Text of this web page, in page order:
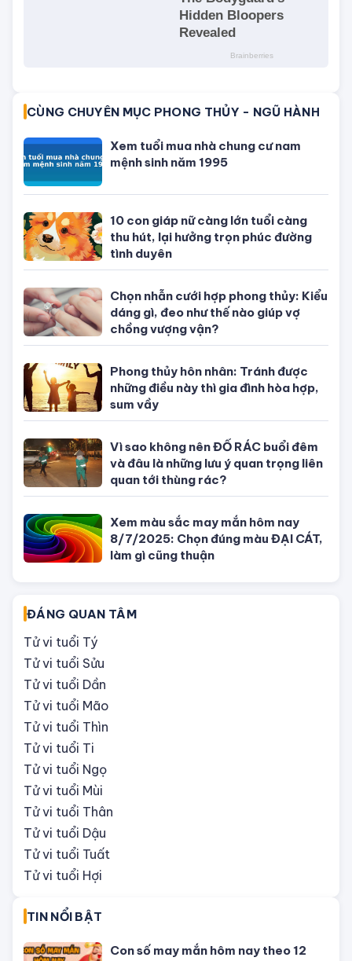
CÙNG CHUYÊN MỤC PHONG THỦY - NGŨ HÀNH
Xem tuổi mua nhà chung cư nam
mệnh sinh năm 1995
10 con giáp nữ càng lớn tuổi càng
thu hút, lại hưởng trọn phúc đường
tình duyên
Chọn nhẫn cưới hợp phong thủy: Kiểu
dáng gì, đeo như thế nào giúp vợ
chồng vượng vận?
Phong thủy hôn nhân: Tránh được
những điều này thì gia đình hòa hợp,
sum vầy
Vì sao không nên ĐỔ RÁC buổi đêm
và đâu là những lưu ý quan trọng liên
quan tới thùng rác?
Xem màu sắc may mắn hôm nay
8/7/2025: Chọn đúng màu ĐẠI CÁT,
làm gì cũng thuận
ĐÁNG QUAN TÂM
Tử vi tuổi Tý
Tử vi tuổi Sửu
Tử vi tuổi Dần
Tử vi tuổi Mão
Tử vi tuổi Thìn
Tử vi tuổi Ti
Tử vi tuổi Ngọ
Tử vi tuổi Mùi
Tử vi tuổi Thân
Tử vi tuổi Dậu
Tử vi tuổi Tuất
Tử vi tuổi Hợi
TIN NỔI BẬT
Con số may mắn hôm nay theo 12